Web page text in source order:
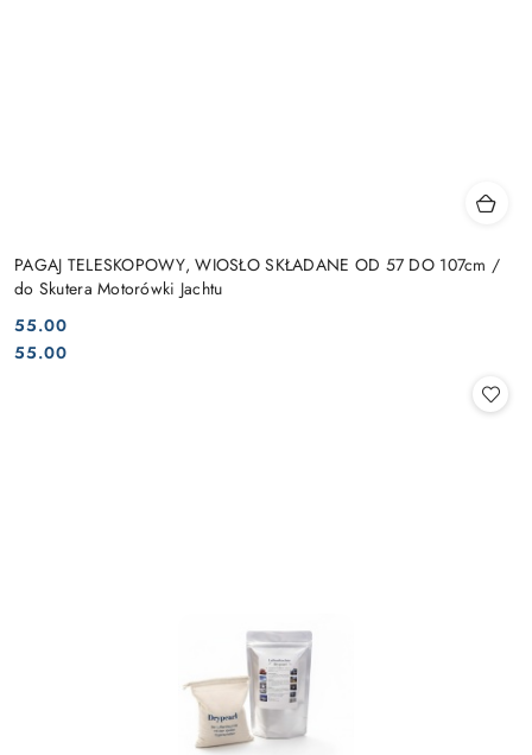
PAGAJ TELESKOPOWY, WIOSŁO SKŁADANE OD 57 DO 107cm /
do Skutera Motorówki Jachtu
Cena:
55.00
Cena:
55.00